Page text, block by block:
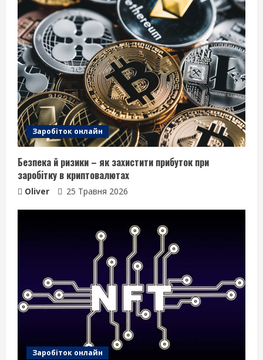
Заробіток онлайн
Безпека й ризики – як захистити прибуток при
заробітку в криптовалютах
Oliver 25 Травня 2026
Заробіток онлайн